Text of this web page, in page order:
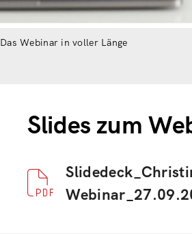
Das Webinar in voller Länge
Slides zum
Document